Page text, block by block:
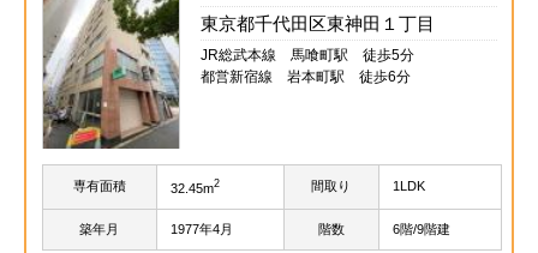
東京都千代田区東神田１丁目
JR総武本線 馬喰町駅 徒歩5分
都営新宿線 岩本町駅 徒歩6分
専有面積 32.45m2 間取り 1LDK
築年月 1977年4月 階数 6階/9階建